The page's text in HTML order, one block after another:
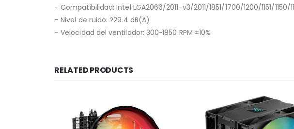
– Compatibilidad: Intel LGA2066/2011-v3/2011/1851/1700/1200/1151/1150/
– Nivel de ruido: ?29.4 dB(A)
– Velocidad del ventilador: 300~1850 RPM ±10%
RELATED PRODUCTS